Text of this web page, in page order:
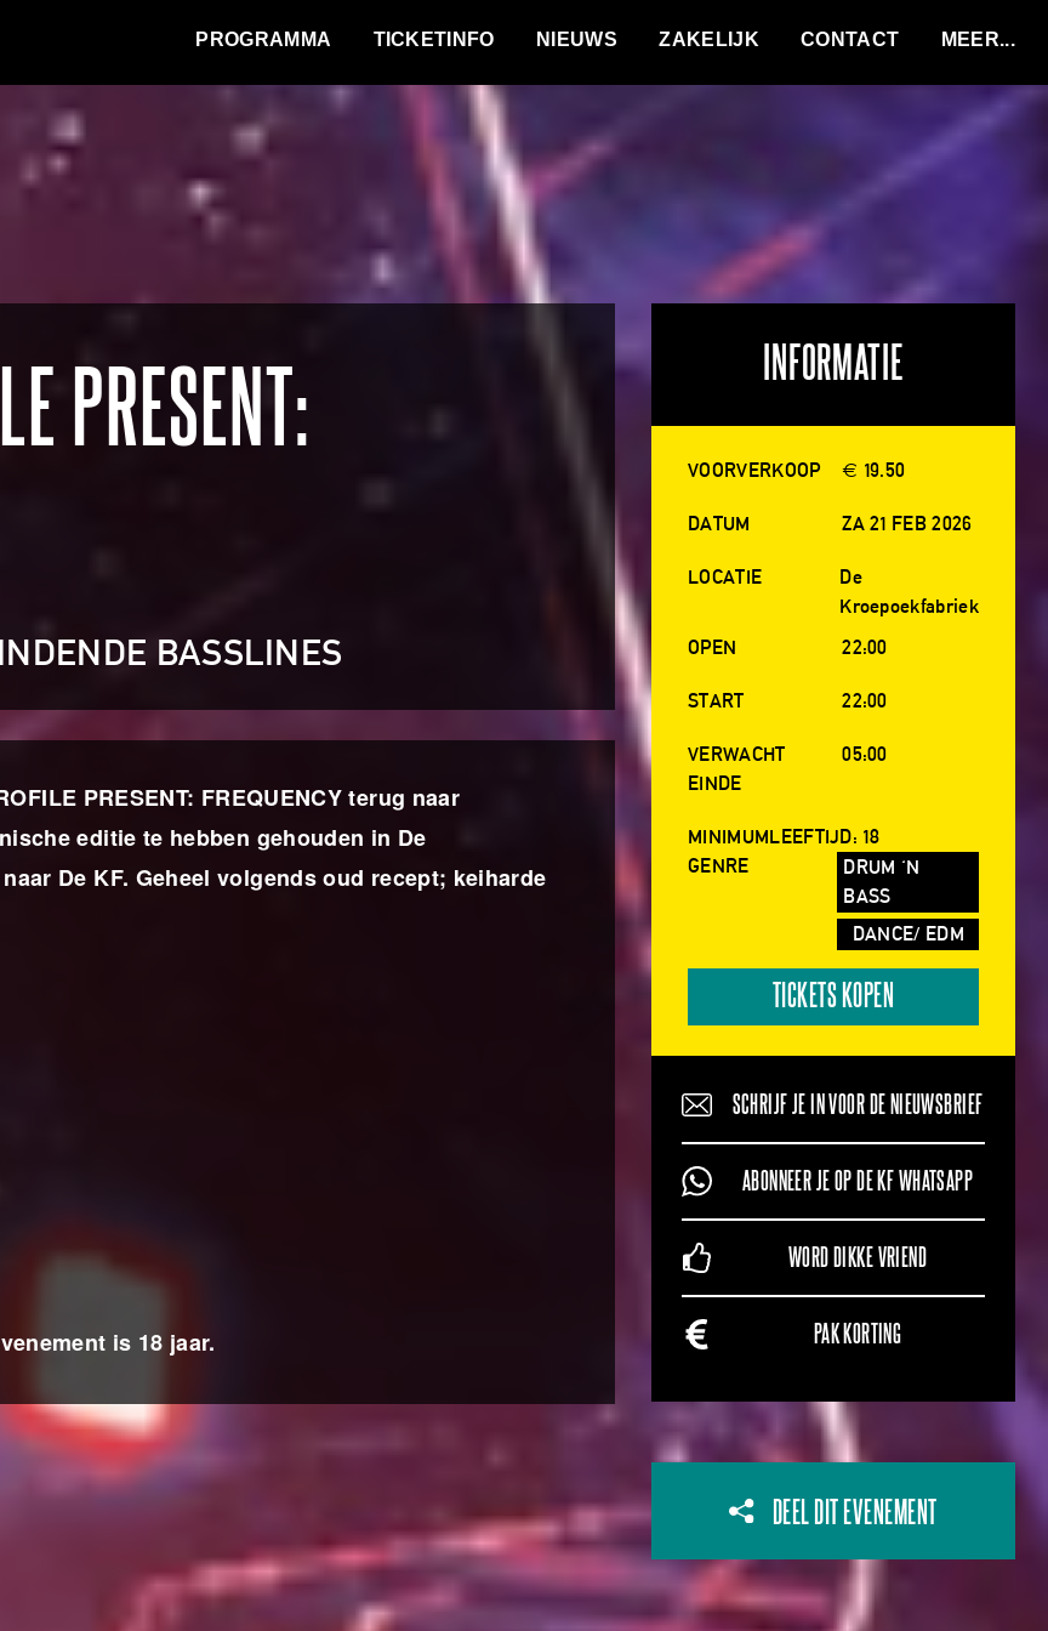
PROGRAMMA TICKETINFO NIEUWS ZAKELIJK CONTACT
PRESENT:
BASSLINES
PRESENT: FREQUENCY terug naar
editie te hebben gehouden in De
De KF. Geheel volgends oud recept; keiharde
is 18 jaar.
INFORMATIE
VOORVERKOOP € 19.50
DATUM ZA 21 FEB 2026
LOCATIE
De
Kroepoekfabriek
OPEN
22:00
START 22:00
VERWACHT
EINDE
05:00
MINIMUMLEEFTIJD: 18
GENRE
DRUM 'N
BASS
DANCE/ EDM
TICKETS KOPEN
SCHRIJF JE IN VOOR DE NIEUWSBRIEF
ABONNEER JE OP DE KF WHATSAPP
WORD DIKKE VRIEND
PAK KORTING
DEEL DIT EVENEMENT